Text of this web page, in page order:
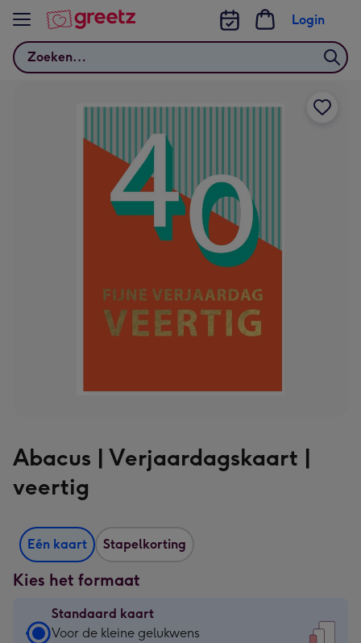
Bekijk meer
Zoeken
Login
Abacus | Verjaardagskaart |
veertig
Eén kaart Stapelkorting
Kies het formaat
Standaard kaart
Standaard
Voor de kleine gelukwens